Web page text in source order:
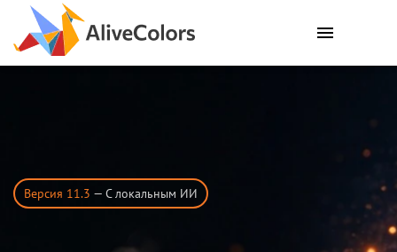
Версия 11.3 — C локальным ИИ